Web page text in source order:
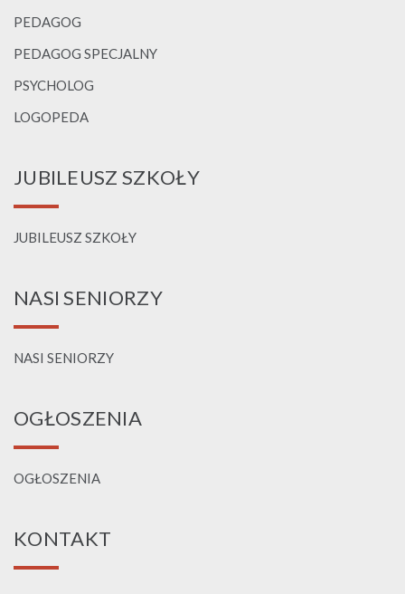
PEDAGOG
PEDAGOG SPECJALNY
PSYCHOLOG
LOGOPEDA
JUBILEUSZ SZKOŁY
JUBILEUSZ SZKOŁY
NASI SENIORZY
NASI SENIORZY
OGŁOSZENIA
OGŁOSZENIA
KONTAKT